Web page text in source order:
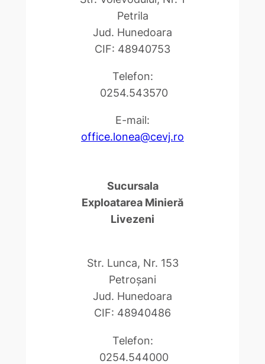
Petrila
Jud. Hunedoara
CIF: 48940753
Telefon:
0254.543570
E-mail:
office.lonea@cevj.ro
Sucursala
Exploatarea Minieră
Livezeni
Str. Lunca, Nr. 153
Petroşani
Jud. Hunedoara
CIF: 48940486
Telefon:
0254.544000